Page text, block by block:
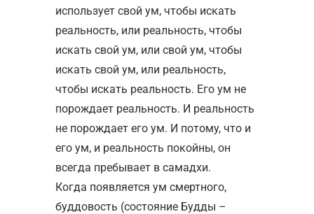
использует свой ум, чтобы искать
реальность, или реальность, чтобы
искать свой ум, или свой ум, чтобы
искать свой ум, или реальность,
чтобы искать реальность. Его ум не
порождает реальность. И реальность
не порождает его ум. И потому, что и
его ум, и реальность покойны, он
всегда пребывает в самадхи.
Когда появляется ум смертного,
буддовость (состояние Будды –